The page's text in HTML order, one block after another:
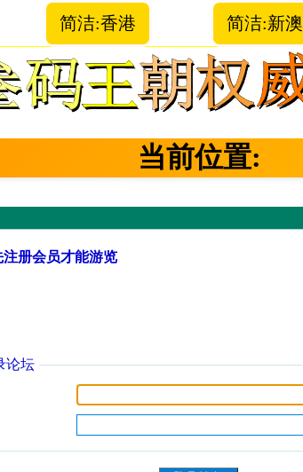
简洁:香港 简洁:新澳
当前位置:
册会员才能游览
论坛